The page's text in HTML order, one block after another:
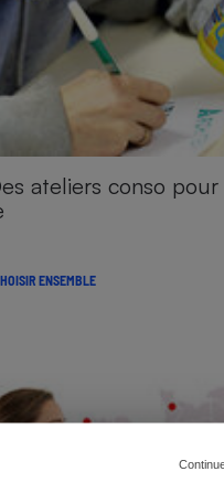
ateliers conso
ENSEMBLE